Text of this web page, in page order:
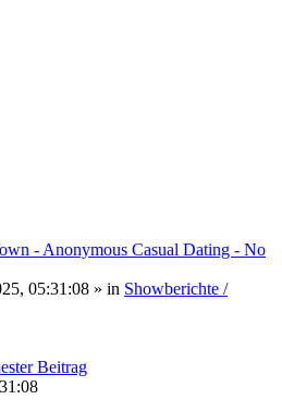
- Anonymous Casual Dating - No
05:31:08 » in Showberichte /
Beitrag